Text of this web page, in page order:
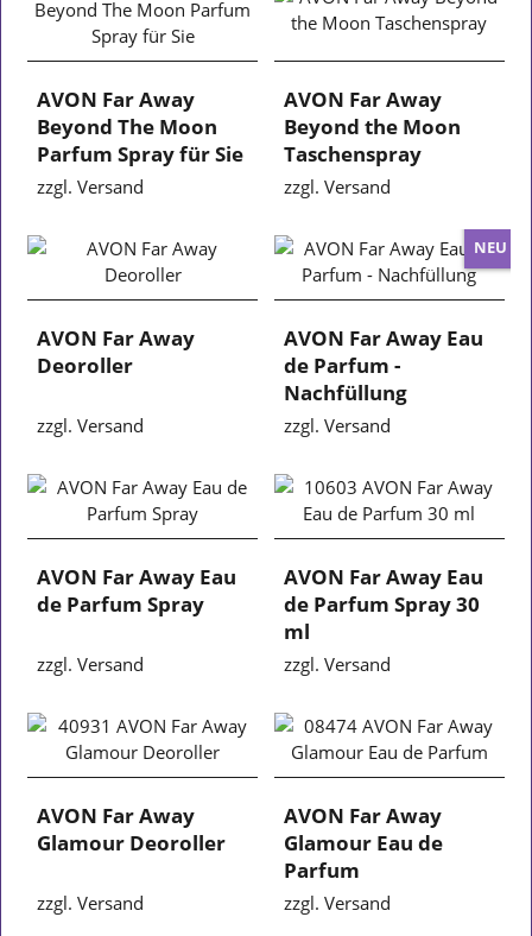
AVON Far Away
Beyond The Moon
Parfum Spray für Sie
zzgl. Versand
AVON Far Away
Beyond the Moon
Taschenspray
zzgl. Versand
AVON Far Away
Deoroller
zzgl. Versand
NEU
AVON Far Away Eau
de Parfum -
Nachfüllung
zzgl. Versand
AVON Far Away Eau
de Parfum Spray
zzgl. Versand
AVON Far Away Eau
de Parfum Spray 30
ml
zzgl. Versand
AVON Far Away
Glamour Deoroller
zzgl. Versand
AVON Far Away
Glamour Eau de
Parfum
zzgl. Versand